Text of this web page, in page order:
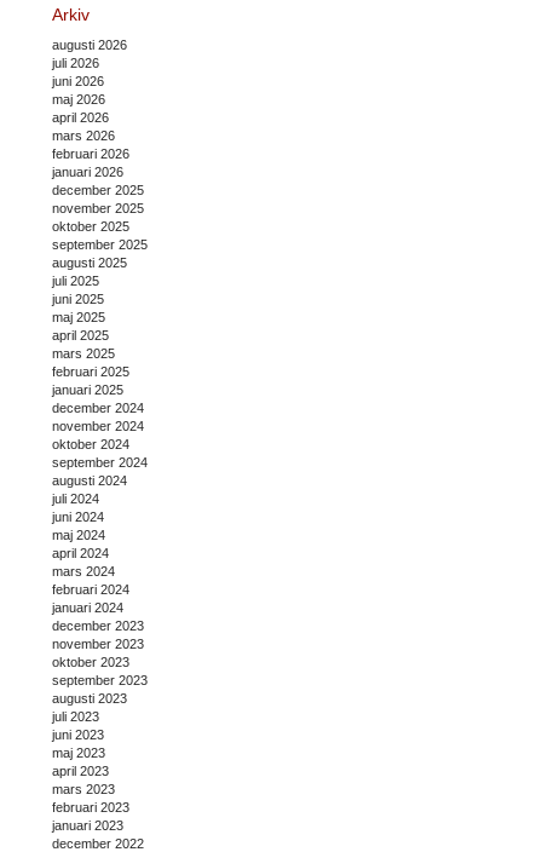
Arkiv
augusti 2026
juli 2026
juni 2026
maj 2026
april 2026
mars 2026
februari 2026
januari 2026
december 2025
november 2025
oktober 2025
september 2025
augusti 2025
juli 2025
juni 2025
maj 2025
april 2025
mars 2025
februari 2025
januari 2025
december 2024
november 2024
oktober 2024
september 2024
augusti 2024
juli 2024
juni 2024
maj 2024
april 2024
mars 2024
februari 2024
januari 2024
december 2023
november 2023
oktober 2023
september 2023
augusti 2023
juli 2023
juni 2023
maj 2023
april 2023
mars 2023
februari 2023
januari 2023
december 2022